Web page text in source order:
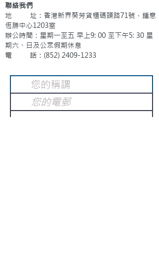
聯絡我們
地 址：香港新界葵芳貨櫃碼頭路71號，鍾意
恆勝中心1203室
辦公時間：星期一至五 早上9: 00 至下午5: 30 星
期六、日及公眾假期休息
電 話：(852) 2409-1233